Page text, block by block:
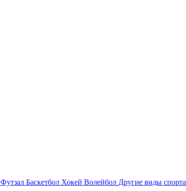
Футзал Баскетбол Хокей Волейбол Другие виды спорта